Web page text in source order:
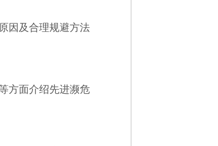
因及合理规避方法
方面介绍先进濒危